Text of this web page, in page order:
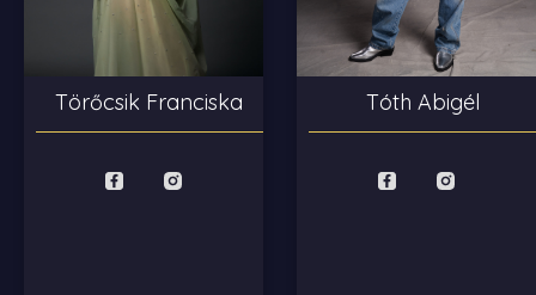
Törőcsik Franciska Tóth Abigél